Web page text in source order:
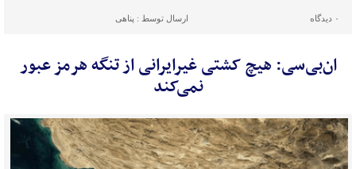
۰ دیدگاه ارسال توسط : پناهی
ان‌بی‌سی: هیچ کشتی غیرایرانی از تنگه هرمز عبور
نمی‌کند